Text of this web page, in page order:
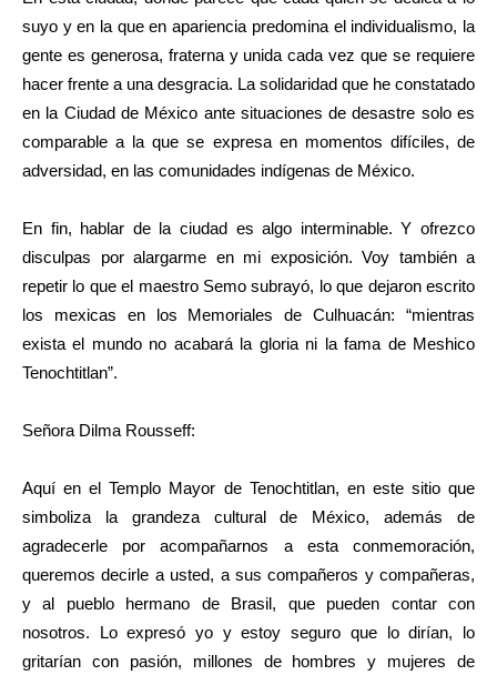
suyo y en la que en apariencia predomina el individualismo, la
gente es generosa, fraterna y unida cada vez que se requiere
hacer frente a una desgracia. La solidaridad que he constatado
en la Ciudad de México ante situaciones de desastre solo es
comparable a la que se expresa en momentos difíciles, de
adversidad, en las comunidades indígenas de México.
En fin, hablar de la ciudad es algo interminable. Y ofrezco
disculpas por alargarme en mi exposición. Voy también a
repetir lo que el maestro Semo subrayó, lo que dejaron escrito
los mexicas en los Memoriales de Culhuacán: “mientras
exista el mundo no acabará la gloria ni la fama de Meshico
Tenochtitlan”.
Señora Dilma Rousseff:
Aquí en el Templo Mayor de Tenochtitlan, en este sitio que
simboliza la grandeza cultural de México, además de
agradecerle por acompañarnos a esta conmemoración,
queremos decirle a usted, a sus compañeros y compañeras,
y al pueblo hermano de Brasil, que pueden contar con
nosotros. Lo expresó yo y estoy seguro que lo dirían, lo
gritarían con pasión, millones de hombres y mujeres de